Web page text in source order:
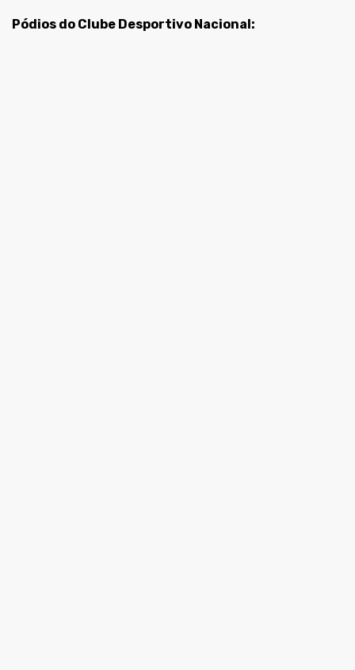
Pódios do Clube Desportivo Nacional: